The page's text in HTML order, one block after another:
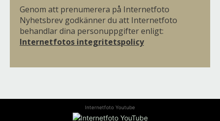
Genom att prenumerera på Internetfoto
Nyhetsbrev godkänner du att Internetfoto
behandlar dina personuppgifter enligt:
Internetfotos integritetspolicy
Internetfoto Youtube